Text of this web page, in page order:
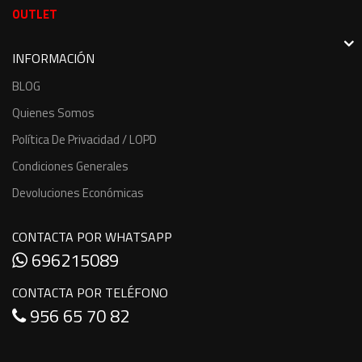
OUTLET
INFORMACIÓN
BLOG
Quienes Somos
Política De Privacidad / LOPD
Condiciones Generales
Devoluciones Económicas
CONTACTA POR WHATSAPP
696215089
CONTACTA POR TELÉFONO
956 65 70 82